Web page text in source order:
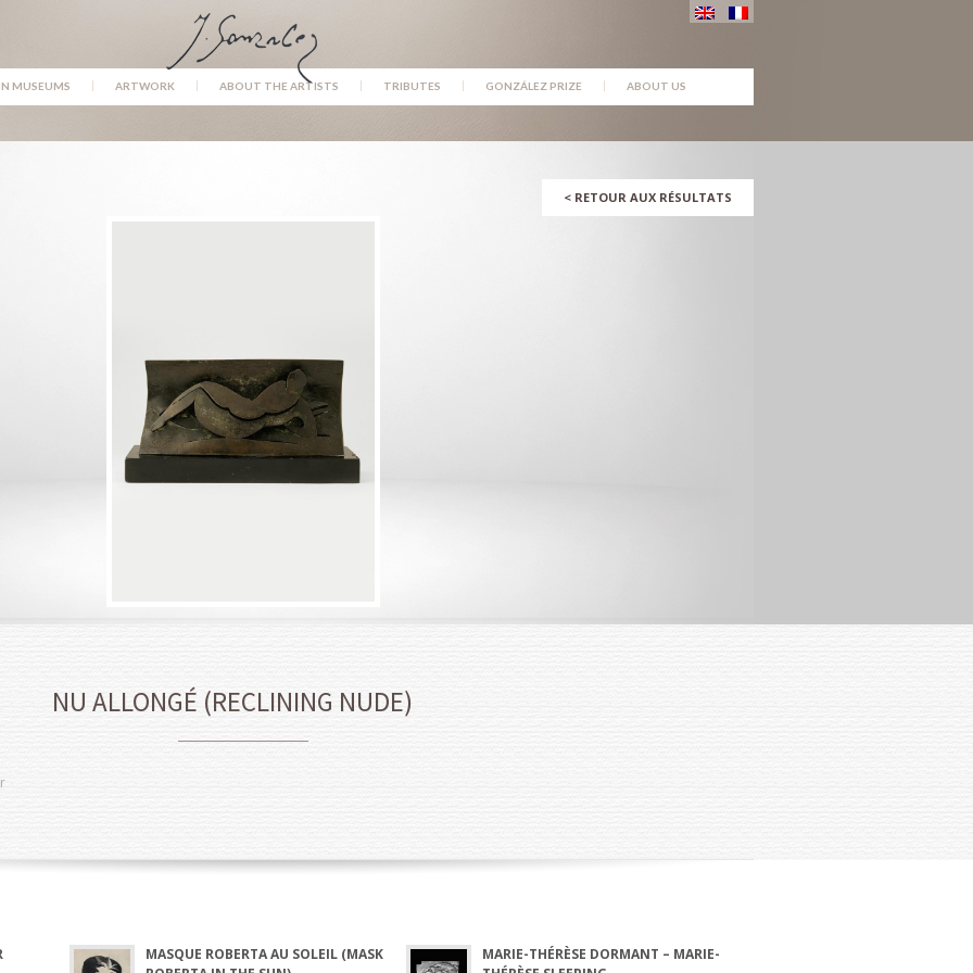
IN MUSEUMS ARTWORK ABOUT THE ARTISTS TRIBUTES GONZÁLEZ PRIZE ABOUT US
< RETOUR AUX RÉSULTATS
NU ALLONGÉ (RECLINING NUDE)
MASQUE ROBERTA AU SOLEIL (MASK
MARIE-THÉRÈSE DORMANT – MARIE-